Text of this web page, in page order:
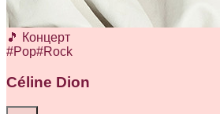
🎵 Концерт
#Pop#Rock
Céline Dion